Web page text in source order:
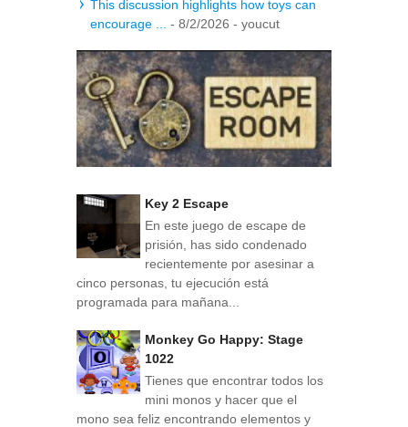
This discussion highlights how toys can
encourage ...
- 8/2/2026 - youcut
Key 2 Escape
En este juego de escape de
prisión, has sido condenado
recientemente por asesinar a
cinco personas, tu ejecución está
programada para mañana...
Monkey Go Happy: Stage
1022
Tienes que encontrar todos los
mini monos y hacer que el
mono sea feliz encontrando elementos y